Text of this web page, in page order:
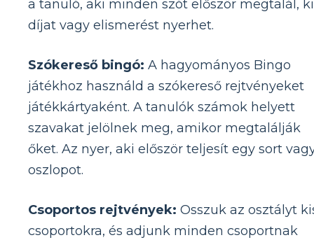
a tanuló, aki minden szót először megtalál,
díjat vagy elismerést nyerhet.
Szókereső bingó: A hagyományos Bingo
játékhoz használd a szókereső rejtvényeket
játékkártyaként. A tanulók számok helyett
szavakat jelölnek meg, amikor megtalálják
őket. Az nyer, aki először teljesít egy sort
oszlopot.
Csoportos rejtvények: Osszuk az osztályt
csoportokra, és adjunk minden csoportnak